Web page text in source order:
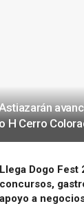
H Cerro
Llega Dogo Fest
concursos,
apoyo a